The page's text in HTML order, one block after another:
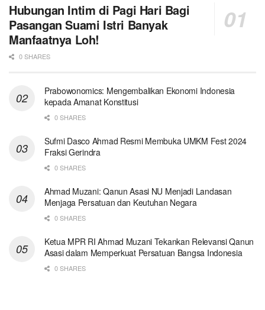
Hubungan Intim di Pagi Hari Bagi
Pasangan Suami Istri Banyak
Manfaatnya Loh!
0 SHARES
Prabowonomics: Mengembalikan Ekonomi Indonesia
kepada Amanat Konstitusi
0 SHARES
Sufmi Dasco Ahmad Resmi Membuka UMKM Fest 2024
Fraksi Gerindra
0 SHARES
Ahmad Muzani: Qanun Asasi NU Menjadi Landasan
Menjaga Persatuan dan Keutuhan Negara
0 SHARES
Ketua MPR RI Ahmad Muzani Tekankan Relevansi Qanun
Asasi dalam Memperkuat Persatuan Bangsa Indonesia
0 SHARES